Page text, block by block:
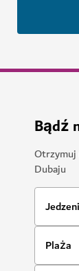
Bądź
Otrzymuj
Dubaju
Plaża